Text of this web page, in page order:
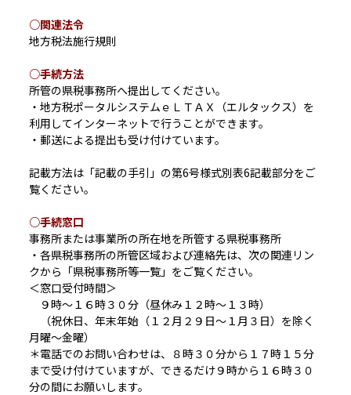
○関連法令
地方税法施行規則
○手続方法
所管の県税事務所へ提出してください。
・地方税ポータルシステムｅＬＴＡＸ（エルタックス）を
利用してインターネットで行うことができます。
・郵送による提出も受け付けています。
記載方法は「記載の手引」の第6号様式別表6記載部分をご
覧ください。
○手続窓口
事務所または事業所の所在地を所管する県税事務所
・各県税事務所の所管区域および連絡先は、次の関連リン
クから「県税事務所等一覧」をご覧ください。
＜窓口受付時間＞
９時～１６時３０分（昼休み１２時～１３時）
（祝休日、年末年始（１２月２９日～１月３日）を除く
月曜～金曜）
＊電話でのお問い合わせは、８時３０分から１７時１５分
まで受け付けていますが、できるだけ９時から１６時３０
分の間にお願いします。